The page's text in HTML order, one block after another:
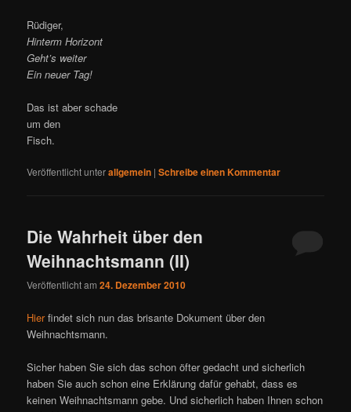
Rüdiger,
Hinterm Horizont
Geht’s weiter
Ein neuer Tag!
Das ist aber schade
um den
Fisch.
Veröffentlicht unterallgemein |Schreibe einen Kommentar
Die Wahrheit über den
Weihnachtsmann (II)
Veröffentlicht am24. Dezember 2010
Hierfindet sich nun das brisante Dokument über den
Weihnachtsmann.
Sicher haben Sie sich das schon öfter gedacht und sicherlich
haben Sie auch schon eine Erklärung dafür gehabt, dass es
keinen Weihnachtsmann gebe. Und sicherlich haben Ihnen schon